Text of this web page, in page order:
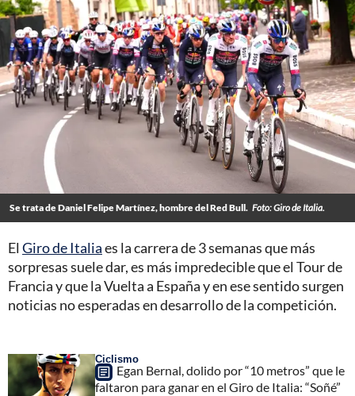
Se trata de Daniel Felipe Martínez, hombre del Red Bull. Foto: Giro de Italia.
El Giro de Italiaes la carrera de 3 semanas que más
sorpresas suele dar, es más impredecible que el Tour de
Francia y que la Vuelta a España y en ese sentido surgen
noticias no esperadas en desarrollo de la competición.
Ciclismo
Egan Bernal, dolido por “10 metros” que le
faltaron para ganar en el Giro de Italia: “Soñé”